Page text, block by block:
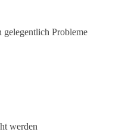
gelegentlich Probleme
werden